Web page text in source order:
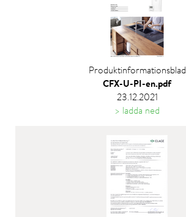
Produktinformationsblad
CFX-U-PI-en.pdf
23.12.2021
> ladda ned